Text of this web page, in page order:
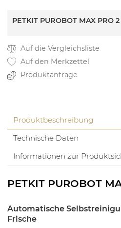
PETKIT PUROBOT MAX PRO
Auf die Vergleichsliste
Auf den Merkzettel
Produktanfrage
Produktbeschreibung
Technische Daten
Informationen zur
PETKIT PUROBOT
Automatische
Frische